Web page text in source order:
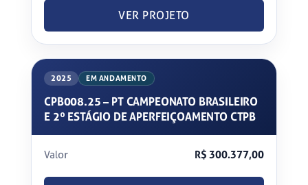
VER PROJETO
2025 EM ANDAMENTO
CPB008.25 – PT CAMPEONATO BRASILEIRO
E 2º ESTÁGIO DE APERFEIÇOAMENTO CTPB
Valor R$ 300.377,00